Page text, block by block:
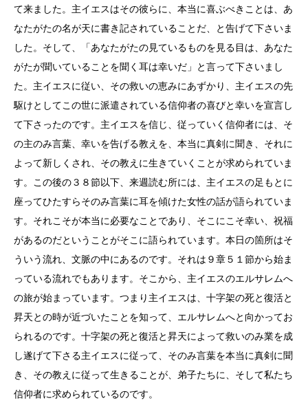
て来ました。主イエスはその彼らに、本当に喜ぶべきことは、あ
なたがたの名が天に書き記されていることだ、と告げて下さいま
した。そして、「あなたがたの見ているものを見る目は、あなた
がたが聞いていることを聞く耳は幸いだ」と言って下さいまし
た。主イエスに従い、その救いの恵みにあずかり、主イエスの先
駆けとしてこの世に派遣されている信仰者の喜びと幸いを宣言し
て下さったのです。主イエスを信じ、従っていく信仰者には、そ
の主のみ言葉、幸いを告げる教えを、本当に真剣に聞き、それに
よって新しくされ、その教えに生きていくことが求められていま
す。この後の３８節以下、来週読む所には、主イエスの足もとに
座ってひたすらそのみ言葉に耳を傾けた女性の話が語られていま
す。それこそが本当に必要なことであり、そこにこそ幸い、祝福
があるのだということがそこに語られています。本日の箇所はそ
ういう流れ、文脈の中にあるのです。それは９章５１節から始ま
っている流れでもあります。そこから、主イエスのエルサレムへ
の旅が始まっています。つまり主イエスは、十字架の死と復活と
昇天との時が近づいたことを知って、エルサレムへと向かってお
られるのです。十字架の死と復活と昇天によって救いのみ業を成
し遂げて下さる主イエスに従って、そのみ言葉を本当に真剣に聞
き、その教えに従って生きることが、弟子たちに、そして私たち
信仰者に求められているのです。